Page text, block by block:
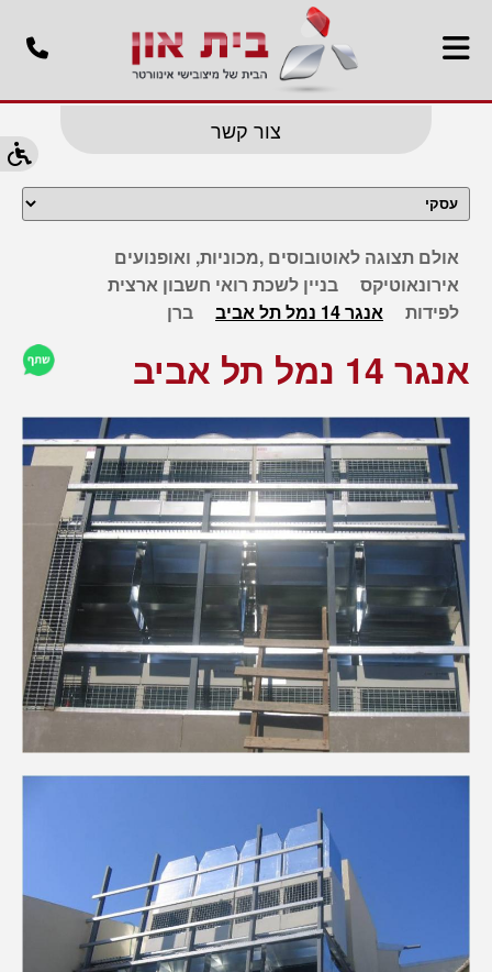
צור קשר
אולם תצוגה לאוטובוסים ,מכוניות, ואופנועים
אירונאוטיקס
בניין לשכת רואי חשבון ארצית
לפידות
אנגר 14 נמל תל אביב ברן
אנגר 14 נמל תל אביב